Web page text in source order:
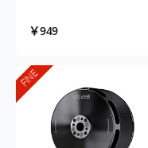
￥949
FINE